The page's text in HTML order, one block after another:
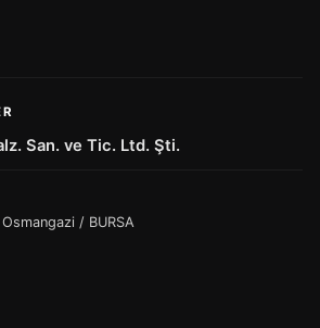
San. ve Tic. Ltd. Şti.
/ BURSA